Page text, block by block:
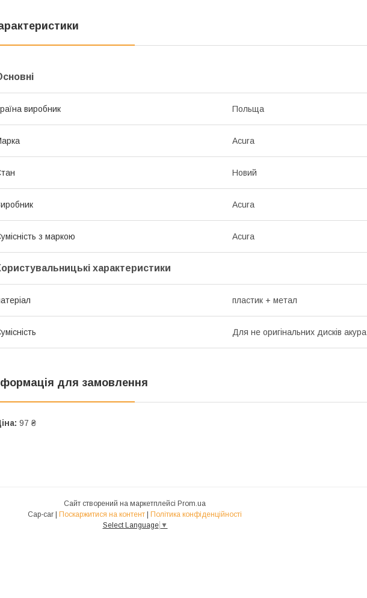
виробник Польща
Acura
Новий
Acura
з маркою Acura
характеристики
пластик + метал
Для не оригінальних дисків акура
для замовлення
97 ₴
Сайт створений на маркетплейсі Prom.ua
Cap-car | Поскаржитися на контент | Політика конфіденційності
Select Language ▼